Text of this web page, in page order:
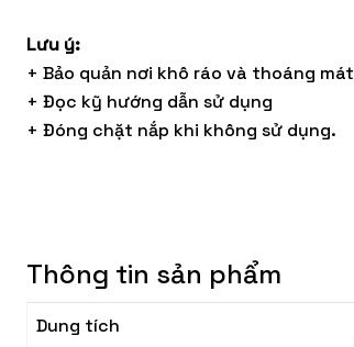
Lưu ý:
+ Bảo quản nơi khô ráo và thoáng mát
+ Đọc kỹ hướng dẫn sử dụng
+ Đóng chặt nắp khi không sử dụng.
Thông tin sản phẩm
Dung tích